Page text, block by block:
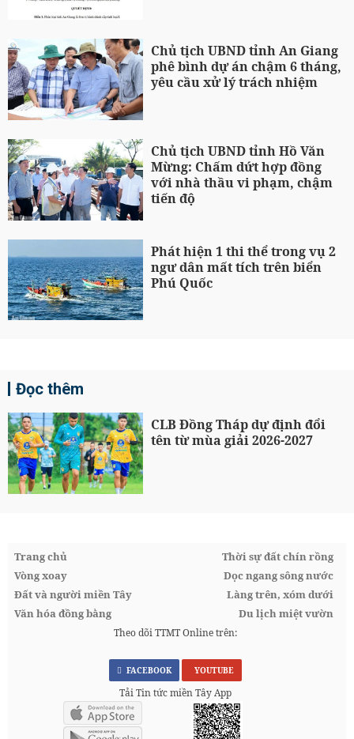
Chủ tịch UBND tỉnh An Giang
phê bình dự án chậm 6 tháng,
yêu cầu xử lý trách nhiệm
Chủ tịch UBND tỉnh Hồ Văn
Mừng: Chấm dứt hợp đồng
với nhà thầu vi phạm, chậm
tiến độ
Phát hiện 1 thi thể trong vụ 2
ngư dân mất tích trên biển
Phú Quốc
Đọc thêm
CLB Đồng Tháp dự định đổi
tên từ mùa giải 2026-2027
Trang chủ
Thời sự đất chín rồng
Vòng xoay
Dọc ngang sông nước
Đất và người miền Tây
Làng trên, xóm dưới
Văn hóa đồng bằng
Du lịch miệt vườn
Theo dõi TTMT Online trên:
FACEBOOK YOUTUBE
Tải Tin tức miền Tây App